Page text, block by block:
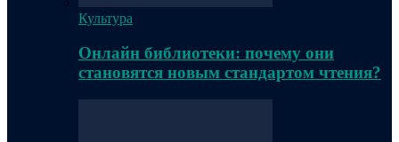
Культура
Онлайн библиотеки: почему они
становятся новым стандартом чтения?